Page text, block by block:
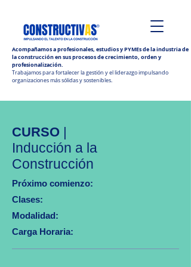
Acompañamos a profesionales, estudios y PYMEs de la industria de
la construcción en sus procesos de crecimiento, orden y
profesionalización.
Trabajamos para fortalecer la gestión y el liderazgo impulsando
organizaciones más sólidas y sostenibles.
CURSO |
Inducción a la
Construcción
Próximo comienzo:
Clases:
Modalidad:
Carga Horaria: